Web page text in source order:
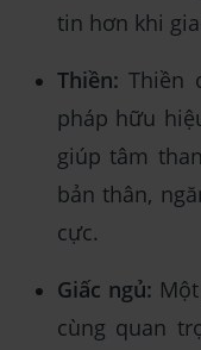
tin hơn khi
Thiền: Thiền
pháp hữu
giúp tâm
bản thân,
cực.
Giấc ngủ:
cùng quan